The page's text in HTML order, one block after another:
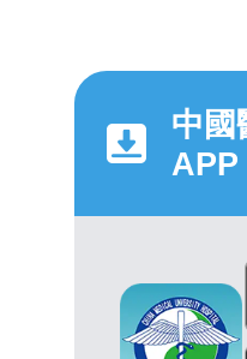
中國
APP